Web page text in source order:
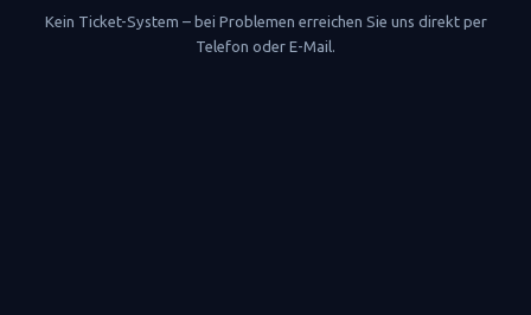
Kein Ticket-System – bei Problemen erreichen Sie uns direkt per
Telefon oder E-Mail.